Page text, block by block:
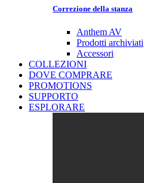
Correzione della stanza
Anthem AV
Prodotti archiviati
Accessori
COLLEZIONI
DOVE COMPRARE
PROMOTIONS
SUPPORTO
ESPLORARE